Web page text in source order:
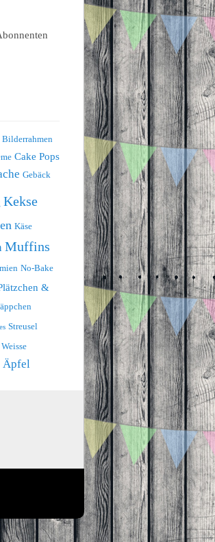
Bilderrahmen
Cake Pops
Gebäck
Kekse
Käse
Muffins
No-Bake
&
Streusel
Weisse
Äpfel